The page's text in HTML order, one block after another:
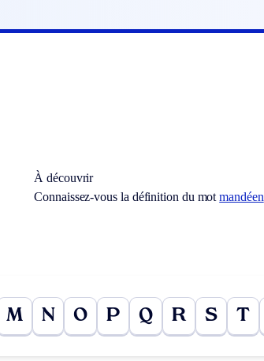
À découvrir
Connaissez-vous la définition du motmandéen
M N O P Q R S T